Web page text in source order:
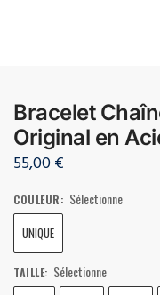
Bracelet
Original en
55,00€
COULEUR: Sélectionne
UNIQUE
TAILLE: Sélectionne